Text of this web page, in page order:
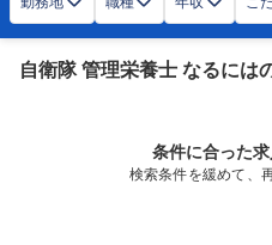
自衛隊 管理栄養士 なるには
条件に合った
検索条件を緩めて、